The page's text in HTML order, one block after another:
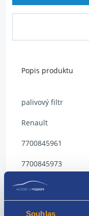
Souhlas
Popis produktu
palivový filtr
Renault
7700845961
7700845973
7701068107